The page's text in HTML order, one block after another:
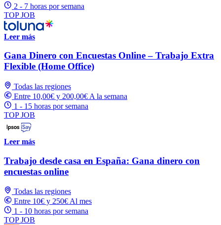
2 - 7 horas por semana
TOP JOB
Leer más
Gana Dinero con Encuestas Online – Trabajo Extra
Flexible (Home Office)
Todas las regiones
Entre 10,00€ y 200,00€ A la semana
1 - 15 horas por semana
TOP JOB
Leer más
Trabajo desde casa en España: Gana dinero con
encuestas online
Todas las regiones
Entre 10€ y 250€ Al mes
1 - 10 horas por semana
TOP JOB